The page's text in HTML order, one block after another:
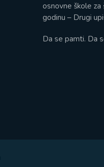
osnovne škole
godinu – Drugi
Da se pamti. Da